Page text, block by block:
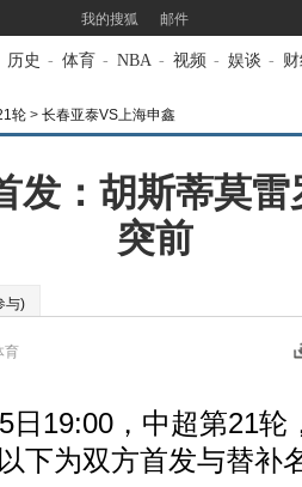
我的搜狐 邮件
历史 - 体育 - NBA - 视频 - 娱谈 -
轮 > 长春亚泰VS上海申鑫
发：胡斯蒂莫
突前
与)
育
19:00，中超第21轮
下为双方首发与替补